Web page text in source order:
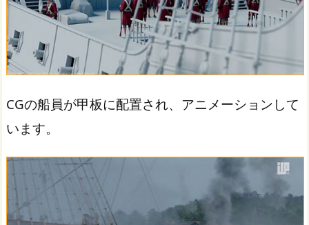
CGの船員が甲板に配置され、アニメーションして
います。